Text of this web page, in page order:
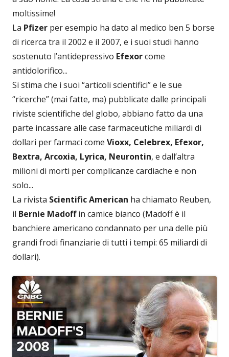
moltissime!
La Pfizer per esempio ha dato al medico ben 5 borse
di ricerca tra il 2002 e il 2007, e i suoi studi hanno
sostenuto l’antidepressivo Efexorcome
antidolorifico...
Si stima che i suoi “articoli scientifici” e le sue
“ricerche” (mai fatte, ma) pubblicate dalle principali
riviste scientifiche del globo, abbiano fatto da una
parte incassare alle case farmaceutiche miliardi di
dollari per farmaci come Vioxx, Celebrex, Efexor,
Bextra, Arcoxia, Lyrica, Neurontin, e dall’altra
milioni di morti per complicanze cardiache e non
solo...
La rivista Scientific American ha chiamato Reuben,
il Bernie Madoffin camice bianco (Madoff è il
banchiere americano condannato per una delle più
grandi frodi finanziarie di tutti i tempi: 65 miliardi di
dollari).